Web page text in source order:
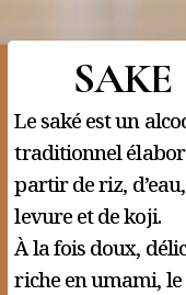
SAKE
Le saké est un
traditionnel
partir de riz,
levure et de koji.
À la fois doux,
riche en umami, le